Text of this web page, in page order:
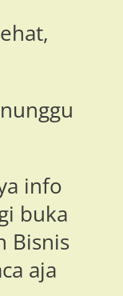
info
buka
Bisnis
aja